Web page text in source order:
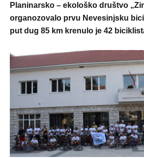
Planinarsko – ekološko društvo
organozovalo prvu Nevesinjsku
put dug 85 km krenulo je 42